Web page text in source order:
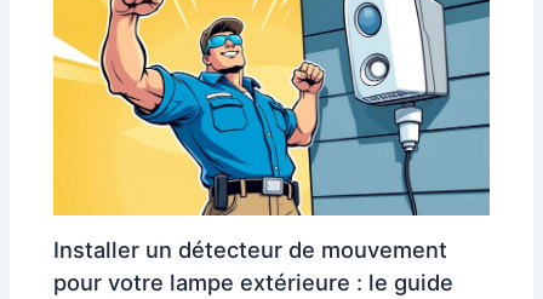
Installer un détecteur de mouvement
pour votre lampe extérieure : le guide